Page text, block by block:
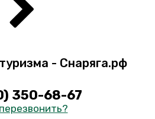
350-68-67